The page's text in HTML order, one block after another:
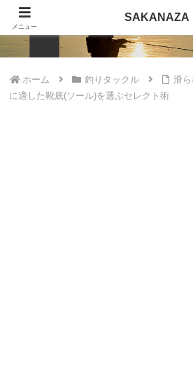
SAKANAZA
ホーム 釣りタックル
滑
に適した靴底(ソール)を選ぶセレクト術
メニュー
SAKANAZA